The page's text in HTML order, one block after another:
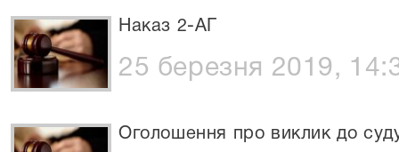
Наказ 2-АГ
25 березня 2019,
Оголошення про виклик до